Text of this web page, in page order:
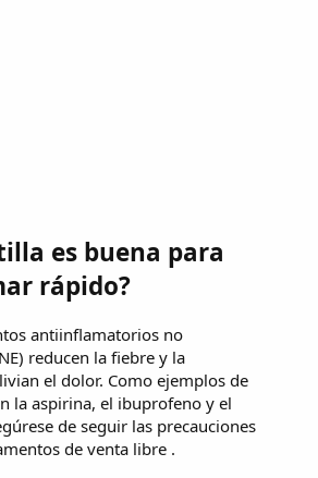
es buena para
rápido?
antiinflamatorios no
reducen la fiebre y la
el dolor. Como ejemplos de
la aspirina, el ibuprofeno y el
de seguir las precauciones
de venta libre .